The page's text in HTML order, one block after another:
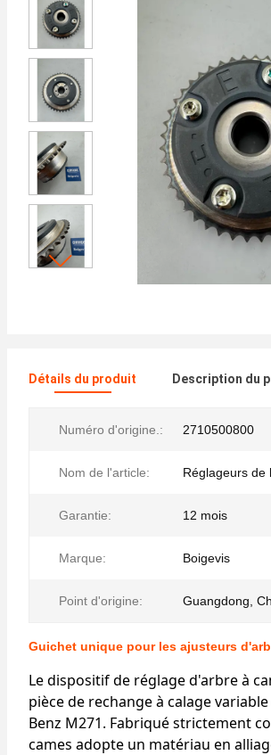
Détails du produit Description du
Numéro d'origine.: 2710500800
Nom de l'article: Réglageurs de
Garantie: 12 mois
Marque: Boigevis
Point d'origine: Guangdong,
Guichet unique pour les ajusteurs
Le dispositif de réglage d'arbre à
pièce de rechange à calage
Benz M271. Fabriqué strictement
cames adopte un matériau en